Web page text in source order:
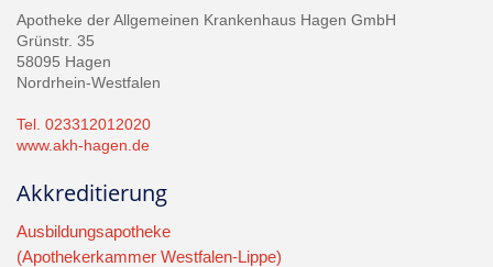
Apotheke der Allgemeinen Krankenhaus Hagen GmbH
Grünstr. 35
58095 Hagen
Nordrhein-Westfalen
Tel. 023312012020
www.akh-hagen.de
Akkreditierung
Ausbildungsapotheke
(Apothekerkammer Westfalen-Lippe)